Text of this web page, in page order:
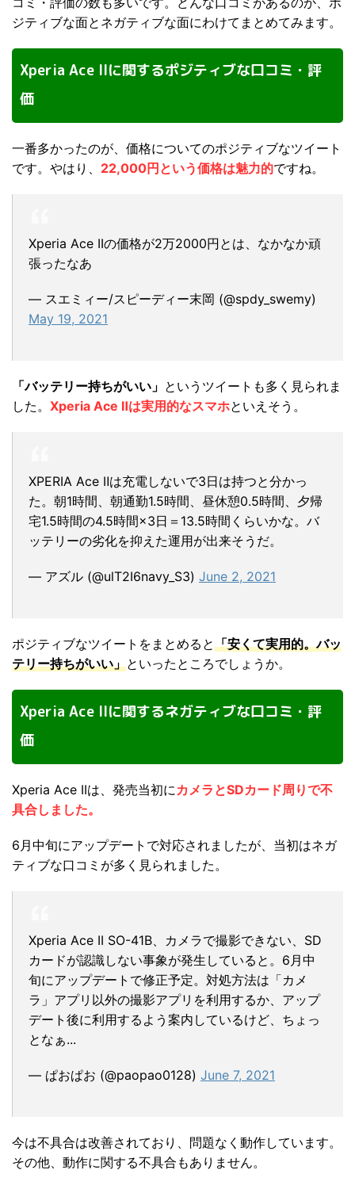
ジティブな面とネガティブな面にわけてまとめてみます。
Xperia Ace IIに関するポジティブな口コミ・評
価
一番多かったのが、価格についてのポジティブなツイート
です。やはり、 22,000円という価格は魅力的ですね。
Xperia Ace IIの価格が2万2000円とは、なかなか頑
張ったなあ
— スエミィー/スピーディー末岡 (@spdy_swemy)
May 19, 2021
「バッテリー持ちがいい」 というツイートも多く見られま
した。 Xperia Ace Ⅱは実用的なスマホといえそう。
XPERIA Ace Ⅱは充電しないで3日は持つと分かっ
た。朝1時間、朝通勤1.5時間、昼休憩0.5時間、夕帰
宅1.5時間の4.5時間×3日＝13.5時間くらいかな。バ
ッテリーの劣化を抑えた運用が出来そうだ。
— アズル (@ulT2I6navy_S3) June 2, 2021
ポジティブなツイートをまとめると「安くて実用的。バッ
テリー持ちがいい」といったところでしょうか。
Xperia Ace IIに関するネガティブな口コミ・評
価
Xperia Ace IIは、発売当初に カメラとSDカード周りで不
具合しました。
6月中旬にアップデートで対応されましたが、当初はネガ
ティブな口コミが多く見られました。
Xperia Ace II SO-41B、カメラで撮影できない、SD
カードが認識しない事象が発生していると。6月中
旬にアップデートで修正予定。対処方法は「カメ
ラ」アプリ以外の撮影アプリを利用するか、アップ
デート後に利用するよう案内しているけど、ちょっ
となぁ...
— ぱおぱお (@paopao0128) June 7, 2021
今は不具合は改善されており、問題なく動作しています。
その他、動作に関する不具合もありません。